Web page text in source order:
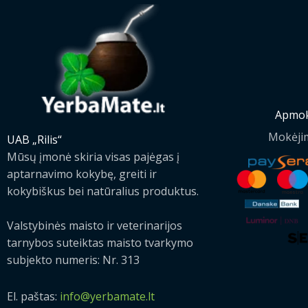
UAB „Rilis“
Mūsų įmonė skiria visas pajėgas į
aptarnavimo kokybę, greiti ir
kokybiškus bei natūralius produktus.
Valstybinės maisto ir veterinarijos
tarnybos suteiktas maisto tvarkymo
subjekto numeris: Nr. 313
El. paštas: info@yerbamate.lt